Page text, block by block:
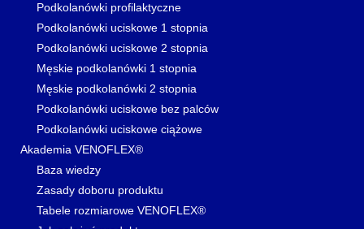
Podkolanówki profilaktyczne
Podkolanówki uciskowe 1 stopnia
Podkolanówki uciskowe 2 stopnia
Męskie podkolanówki 1 stopnia
Męskie podkolanówki 2 stopnia
Podkolanówki uciskowe bez palców
Podkolanówki uciskowe ciążowe
Akademia VENOFLEX®
Baza wiedzy
Zasady doboru produktu
Tabele rozmiarowe VENOFLEX®